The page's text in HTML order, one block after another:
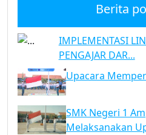
Berita
IMPLEMENTASI
PENGAJAR DAR...
Upacara
SMK Negeri 1
Melaksanakan